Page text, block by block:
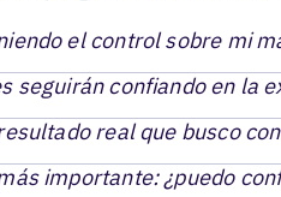
el control sobre mi
seguirán confiando en la
real que busco
importante: ¿puedo